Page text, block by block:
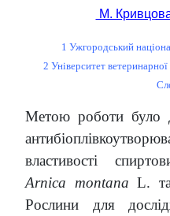
M.
1 Ужгородський
2 Університет
Метою роботи було
властивості
Arnica montana L.
Рослини для